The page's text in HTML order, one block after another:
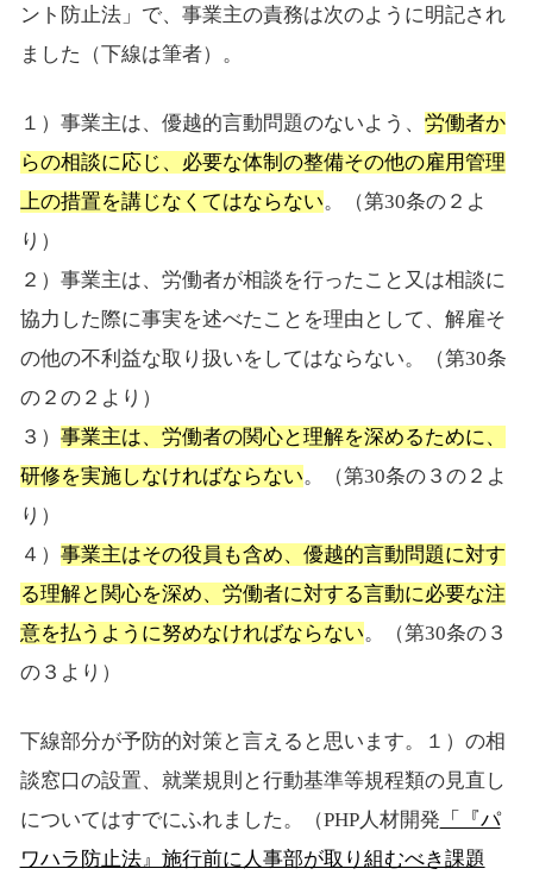
ント防止法」で、事業主の責務は次のように明記され
ました（下線は筆者）。
１）事業主は、優越的言動問題のないよう、 労働者か
らの相談に応じ、必要な体制の整備その他の雇用管理
上の措置を講じなくてはならない。（第30条の２よ
り）
２）事業主は、労働者が相談を行ったこと又は相談に
協力した際に事実を述べたことを理由として、解雇そ
の他の不利益な取り扱いをしてはならない。（第30条
の２の２より）
３） 事業主は、労働者の関心と理解を深めるために、
研修を実施しなければならない。（第30条の３の２よ
り）
４） 事業主はその役員も含め、優越的言動問題に対す
る理解と関心を深め、労働者に対する言動に必要な注
意を払うように努めなければならない。（第30条の３
の３より）
下線部分が予防的対策と言えると思います。１）の相
談窓口の設置、就業規則と行動基準等規程類の見直し
についてはすでにふれました。（PHP人材開発 「『パ
ワハラ防止法』施行前に人事部が取り組むべき課題